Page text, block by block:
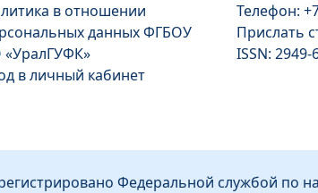
в отношении
данных ФГБОУ
«УралГУФК»
в личный кабинет
Телефон:
Прислать
ISSN: 2949-
Федеральной службой по